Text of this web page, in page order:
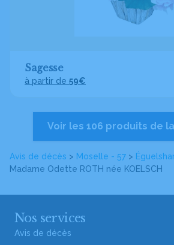
Avis de décès > Moselle - 57 >
Madame Odette ROTH née KOELSCH
Sagesse
à partir de 59€
Voir les 106 produits de
Nos services
Avis de décès